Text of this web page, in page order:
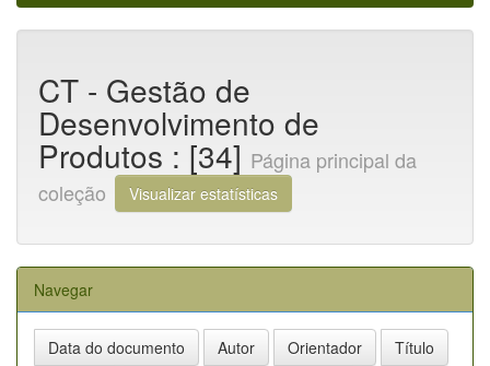
CT - Gestão de
Desenvolvimento de
Produtos : [34] Página principal da
coleção
Visualizar estatísticas
Navegar